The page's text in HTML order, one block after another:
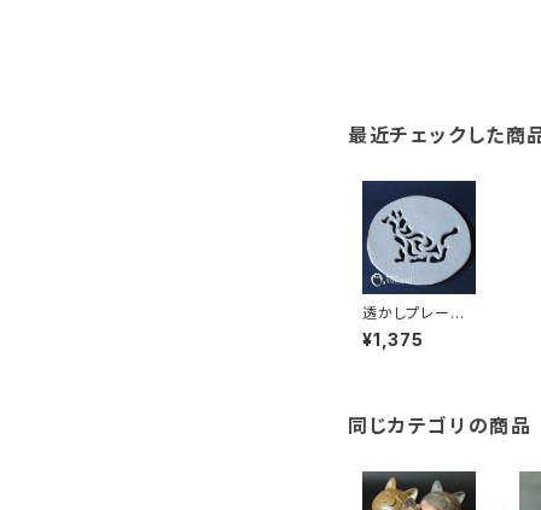
最近チェックした商
透かしプレー
ト 犬 訳アリ
お値引き
¥1,375
同じカテゴリの商品